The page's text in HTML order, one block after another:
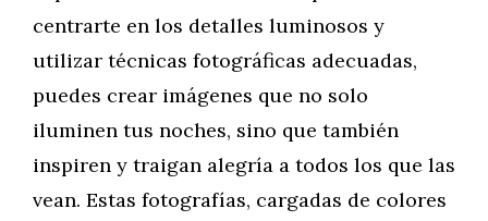
centrarte en los detalles luminosos y
utilizar técnicas fotográficas adecuadas,
puedes crear imágenes que no solo
iluminen tus noches, sino que también
inspiren y traigan alegría a todos los que las
vean. Estas fotografías, cargadas de colores